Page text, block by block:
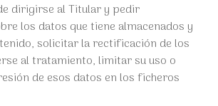
dirigirse al Titular y pedir
los datos que tiene almacenados y
solicitar la rectificación de los
al tratamiento, limitar su uso o
de esos datos en los ficheros